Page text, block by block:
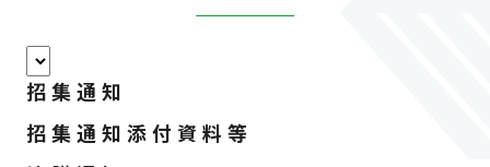
招集通知
招集通知添付資料等